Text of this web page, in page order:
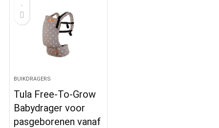
BUIKDRAGERS
Tula Free-To-Grow
Babydrager voor
pasgeborenen vanaf